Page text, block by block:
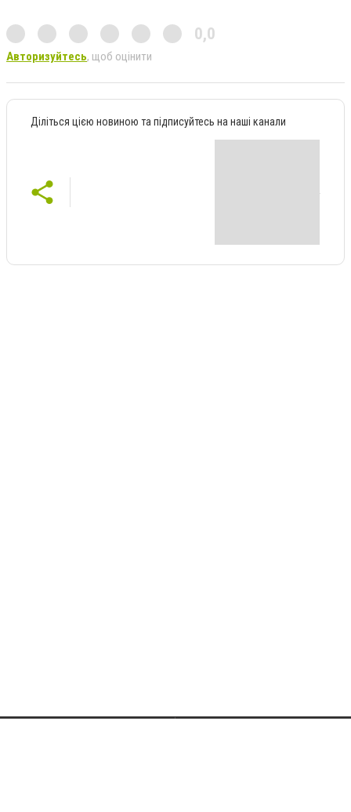
0,0
Авторизуйтесь, щоб оцінити
Діліться цією новиною та підписуйтесь на наші канали